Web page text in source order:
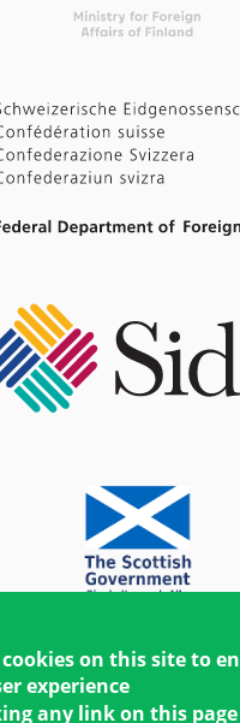
cookies on this site to
experience
any link on this